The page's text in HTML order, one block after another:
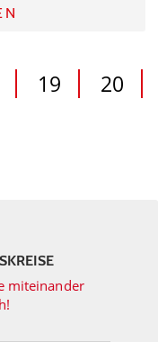
19 20
miteinander